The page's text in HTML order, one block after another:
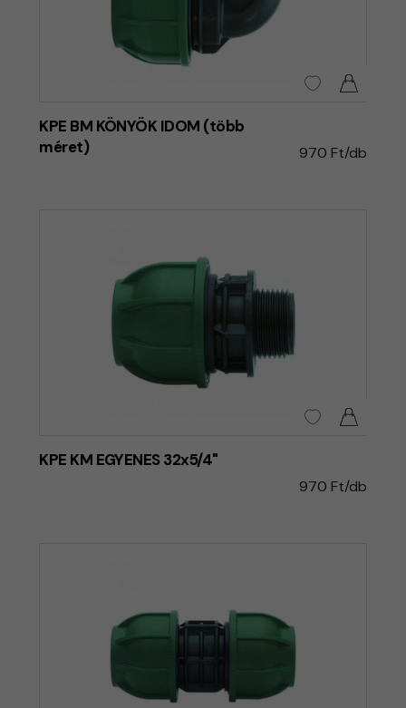
KPE BM KÖNYÖK IDOM (több
méret)
970 Ft/db
KPE KM EGYENES 32x5/4"
970 Ft/db